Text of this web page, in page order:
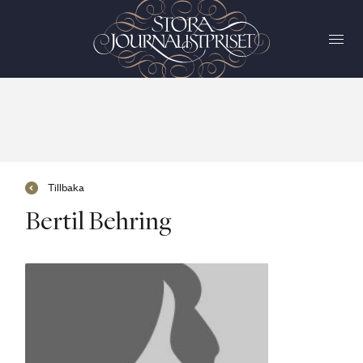
Bertil Behring
Tillbaka